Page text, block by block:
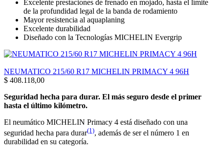
Excelente prestaciones de frenado en mojado, hasta el límite
de la profundidad legal de la banda de rodamiento
Mayor resistencia al aquaplaning
Excelente durabilidad
Diseñado con la Tecnologías MICHELIN Evergrip
NEUMATICO 215/60 R17 MICHELIN PRIMACY 4 96H
$ 408.118,00
Seguridad hecha para durar. El más seguro desde el primer
hasta el último kilómetro.
El neumático MICHELIN Primacy 4 está diseñado con una
seguridad hecha para durar(1), además de ser el número 1 en
durabilidad en su categoría.